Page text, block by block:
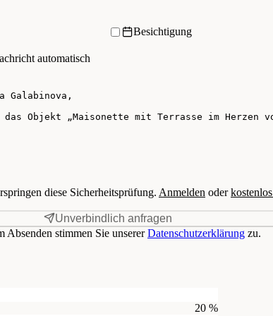
Besichtigung
automatisch
diese Sicherheitsprüfung. Anmelden oder
Unverbindlich anfragen
Absenden stimmen Sie unsererDatenschutzerklärung zu.
20 %